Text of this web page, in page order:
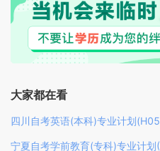
大家都在看
四川自考英语(本科)专业计划
宁夏自考学前教育(专科)专业计